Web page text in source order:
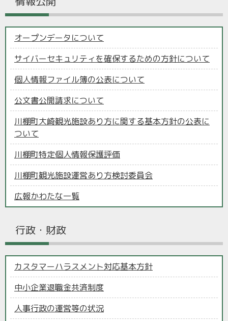
オープンデータについて
サイバーセキュリティを確保するための方針について
個人情報ファイル簿の公表について
公文書公開請求について
川棚町大崎観光施設あり方に関する基本方針の公表に
ついて
川棚町特定個人情報保護評価
川棚町観光施設運営あり方検討委員会
広報かわたな一覧
行政・財政
カスタマーハラスメント対応基本方針
中小企業退職金共済制度
人事行政の運営等の状況